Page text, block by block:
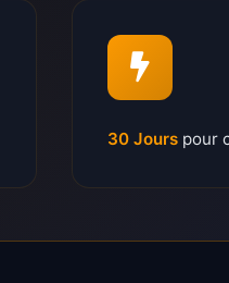
30 Jours pour